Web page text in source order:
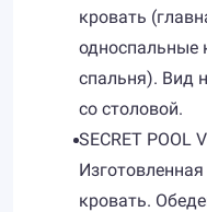
кровать
односпальные
спальня). Вид
со столовой.
SECRET POOL
кровать.